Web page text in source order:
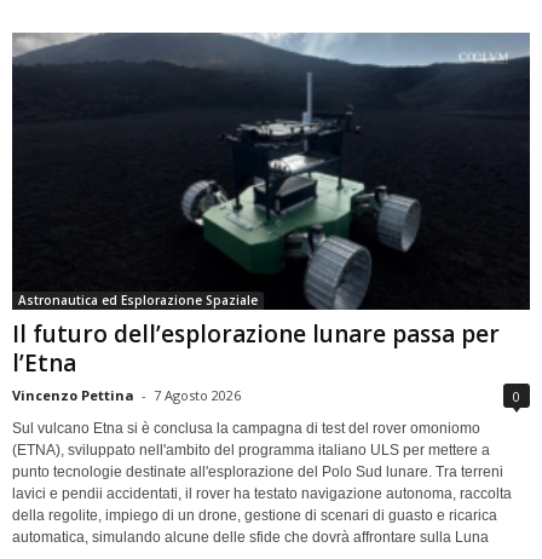
Astronautica ed Esplorazione Spaziale
Il futuro dell’esplorazione lunare passa per
l’Etna
Vincenzo Pettina - 7 Agosto 2026 0
Sul vulcano Etna si è conclusa la campagna di test del rover omoniomo
(ETNA), sviluppato nell'ambito del programma italiano ULS per mettere a
punto tecnologie destinate all'esplorazione del Polo Sud lunare. Tra terreni
lavici e pendii accidentati, il rover ha testato navigazione autonoma, raccolta
della regolite, impiego di un drone, gestione di scenari di guasto e ricarica
automatica, simulando alcune delle sfide che dovrà affrontare sulla Luna